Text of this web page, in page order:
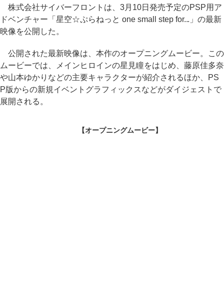
株式会社サイバーフロントは、3月10日発売予定のPSP用ア
ドベンチャー「星空☆ぷらねっと one small step for...」の最新
映像を公開した。
公開された最新映像は、本作のオープニングムービー。この
ムービーでは、メインヒロインの星見瞳をはじめ、藤原佳多奈
や山本ゆかりなどの主要キャラクターが紹介されるほか、PS
P版からの新規イベントグラフィックスなどがダイジェストで
展開される。
【オープニングムービー】